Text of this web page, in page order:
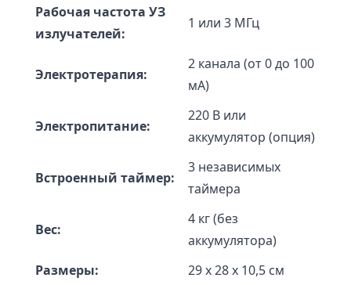
Рабочая частота УЗ
излучателей:
1 или 3 МГц
Электротерапия:
2 канала (от 0 до 100
мА)
Электропитание:
220 В или
аккумулятор (опция)
Встроенный таймер:
3 независимых
таймера
Вес:
4 кг (без
аккумулятора)
Размеры:
29 x 28 x 10,5 см